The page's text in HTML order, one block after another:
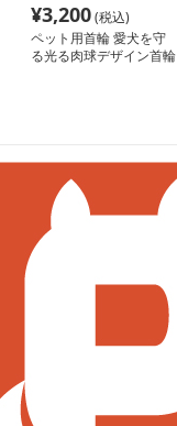
¥3,200(税込)
ペット用首輪 愛犬を守
る光る肉球デザイン首輪